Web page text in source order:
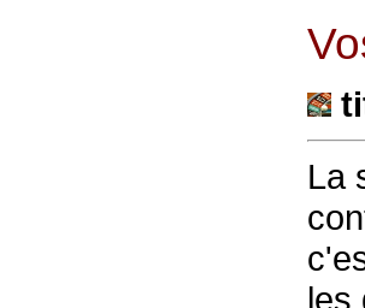
La
les